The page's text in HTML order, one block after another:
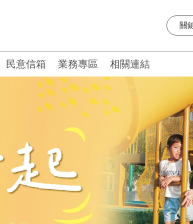
民意信箱 業務專區 相關連結